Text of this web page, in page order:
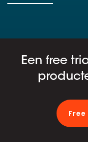
Een free